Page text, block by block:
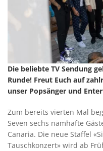
Die beliebte TV Sendung
Runde! Freut Euch auf
unser Popsänger und
Zum bereits vierten Mal
Seven sechs namhafte
Canaria. Die neue Staffel
Tauschkonzert» wird ab